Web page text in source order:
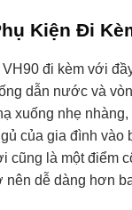
Kiện Đi
đi kèm với
dẫn nước và
xuống nhẹ nhàng,
của gia đình vào
cũng là một điểm
dễ dàng hơn